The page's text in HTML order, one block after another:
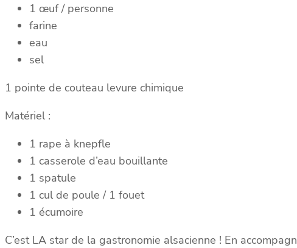
1 œuf / personne
farine
eau
sel
1 pointe de couteau levure chimique
Matériel :
1 rape à knepfle
1 casserole d’eau bouillante
1 spatule
1 cul de poule / 1 fouet
1 écumoire
C’est LA star de la gastronomie alsacienne ! En